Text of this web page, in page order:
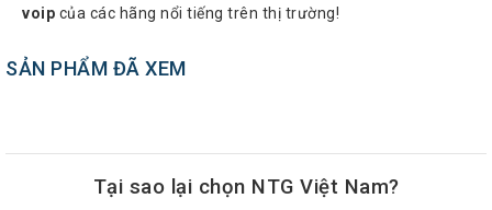
Phones
Grandstream
voip của các hãng nổi tiếng trên thị trường!
SẢN PHẨM ĐÃ XEM
Tại sao lại chọn NTG Việt Nam?